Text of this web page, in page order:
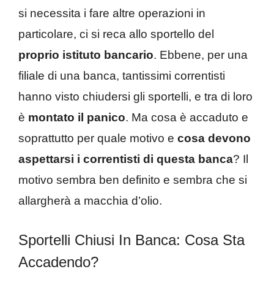
si necessita i fare altre operazioni in
particolare, ci si reca allo sportello del
proprio istituto bancario. Ebbene, per una
filiale di una banca, tantissimi correntisti
hanno visto chiudersi gli sportelli, e tra di loro
è montato il panico. Ma cosa è accaduto e
soprattutto per quale motivo e cosa devono
aspettarsi i correntisti di questa banca? Il
motivo sembra ben definito e sembra che si
allargherà a macchia d’olio.
Sportelli Chiusi In Banca: Cosa Sta
Accadendo?